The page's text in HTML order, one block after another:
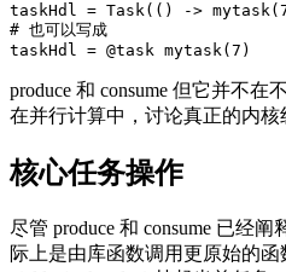
taskHdl = Task(() ->
# 也可以写成
produce 和 consume 但它并不
在并行计算中，讨论真正的内核
核心任务操作
尽管 produce 和 consume 已经
际上是由库函数调用更原始的函